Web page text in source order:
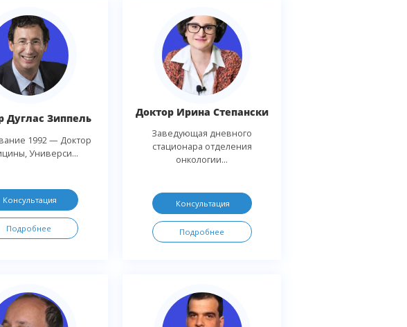
Дуглас Зиппель
1992 — Доктор
Универси...
Консультация
Подробнее
Доктор Ирина Степански
Заведующая дневного
стационара отделения
онкологии...
Консультация
Подробнее